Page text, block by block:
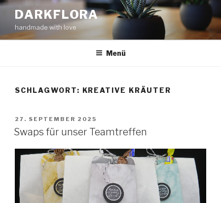
Zum
Inhalt
springen
DARKFLORA
handmade with love
Menü
SCHLAGWORT: KREATIVE KRÄUTER
VERÖFFENTLICHT
AM
27. SEPTEMBER 2025
Swaps für unser Teamtreffen